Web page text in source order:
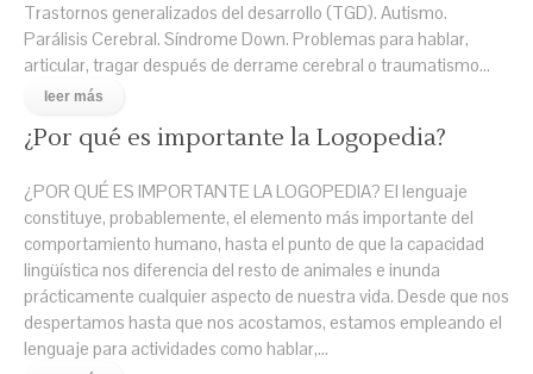
Trastornos generalizados del desarrollo (TGD). Autismo.
Parálisis Cerebral. Síndrome Down. Problemas para hablar,
articular, tragar después de derrame cerebral o traumatismo…
leer más
¿Por qué es importante la Logopedia?
¿POR QUÉ ES IMPORTANTE LA LOGOPEDIA? El lenguaje
constituye, probablemente, el elemento más importante del
comportamiento humano, hasta el punto de que la capacidad
lingüística nos diferencia del resto de animales e inunda
prácticamente cualquier aspecto de nuestra vida. Desde que nos
despertamos hasta que nos acostamos, estamos empleando el
lenguaje para actividades como hablar,…